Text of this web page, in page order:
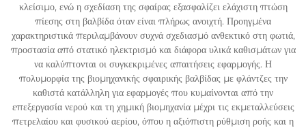
κλείσιμο, ενώ η σχεδίαση της σφαίρας εξασφαλίζει ελάχιστη πτώση
πίεσης στη βαλβίδα όταν είναι πλήρως ανοιχτή. Προηγμένα
χαρακτηριστικά περιλαμβάνουν συχνά σχεδιασμό ανθεκτικό στη φωτιά,
προστασία από στατικό ηλεκτρισμό και διάφορα υλικά καθισμάτων για
να καλύπτονται οι συγκεκριμένες απαιτήσεις εφαρμογής. Η
πολυμορφία της βιομηχανικής σφαιρικής βαλβίδας με φλάντζες την
καθιστά κατάλληλη για εφαρμογές που κυμαίνονται από την
επεξεργασία νερού και τη χημική βιομηχανία μέχρι τις εκμεταλλεύσεις
πετρελαίου και φυσικού αερίου, όπου η αξιόπιστη ρύθμιση ροής και η